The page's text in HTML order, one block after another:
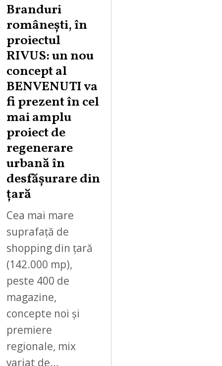
Branduri
românești, în
proiectul
RIVUS: un nou
concept al
BENVENUTI va
fi prezent în cel
mai amplu
proiect de
regenerare
urbană în
desfășurare din
țară
Cea mai mare
suprafață de
shopping din țară
(142.000 mp),
peste 400 de
magazine,
concepte noi și
premiere
regionale, mix
variat de…